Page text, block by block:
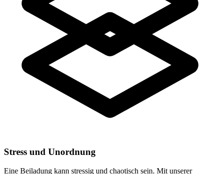
Stress und Unordnung
Eine Beiladung kann stressig und chaotisch sein. Mit unserer